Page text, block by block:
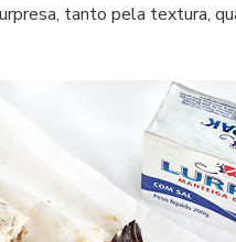
tanto pela textura,